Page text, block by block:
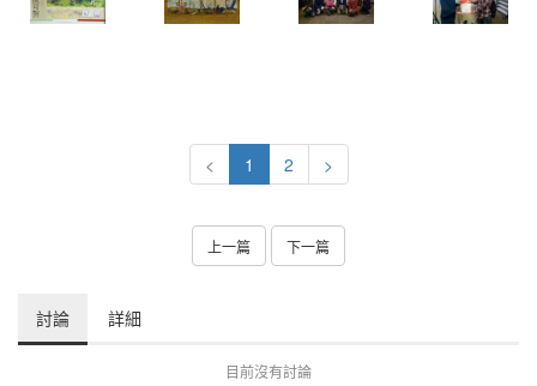
< 1 2 >
上一篇 下一篇
討論 詳細
目前沒有討論